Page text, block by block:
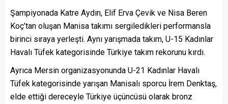
Şampiyonada Katre Aydın, Elif Erva Çevik ve Nisa Beren
Koç’tan oluşan Manisa takımı sergiledikleri performansla
birinci sıraya yerleşti. Aynı yarışmada takım, U-15 Kadınlar
Havalı Tüfek kategorisinde Türkiye takım rekorunu kırdı.
Ayrıca Mersin organizasyonunda U-21 Kadınlar Havalı
Tüfek kategorisinde yarışan Manisalı sporcu İrem Denktaş,
elde ettiği dereceyle Türkiye üçüncüsü olarak bronz